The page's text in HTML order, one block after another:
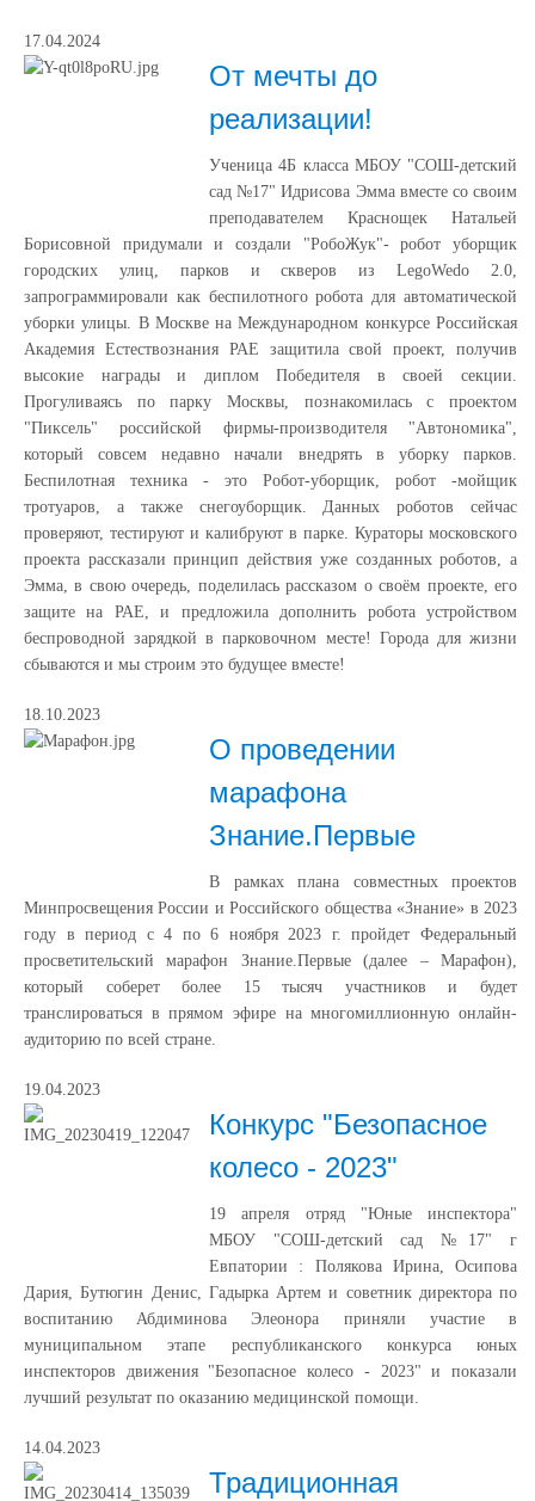
17.04.2024
От мечты до
реализации!
Ученица 4Б класса МБОУ "СОШ-детский
сад №17" Идрисова Эмма вместе со своим
преподавателем Краснощек Натальей
Борисовной придумали и создали "РобоЖук"- робот уборщик
городских улиц, парков и скверов из LegoWedo 2.0,
запрограммировали как беспилотного робота для автоматической
уборки улицы. В Москве на Международном конкурсе Российская
Академия Естествознания РАЕ защитила свой проект, получив
высокие награды и диплом Победителя в своей секции.
Прогуливаясь по парку Москвы, познакомилась с проектом
"Пиксель" российской фирмы-производителя "Автономика",
который совсем недавно начали внедрять в уборку парков.
Беспилотная техника - это Робот-уборщик, робот -мойщик
тротуаров, а также снегоуборщик. Данных роботов сейчас
проверяют, тестируют и калибруют в парке. Кураторы московского
проекта рассказали принцип действия уже созданных роботов, а
Эмма, в свою очередь, поделилась рассказом о своём проекте, его
защите на РАЕ, и предложила дополнить робота устройством
беспроводной зарядкой в парковочном месте! Города для жизни
сбываются и мы строим это будущее вместе!
18.10.2023
О проведении
марафона
Знание.Первые
В рамках плана совместных проектов
Минпросвещения России и Российского общества «Знание» в 2023
году в период с 4 по 6 ноября 2023 г. пройдет Федеральный
просветительский марафон Знание.Первые (далее – Марафон),
который соберет более 15 тысяч участников и будет
транслироваться в прямом эфире на многомиллионную онлайн-
аудиторию по всей стране.
19.04.2023
Конкурс "Безопасное
колесо - 2023"
19 апреля отряд "Юные инспектора"
МБОУ "СОШ-детский сад №17" г
Евпатории : Полякова Ирина, Осипова
Дария, Бутюгин Денис, Гадырка Артем и советник директора по
воспитанию Абдиминова Элеонора приняли участие в
муниципальном этапе республиканского конкурса юных
инспекторов движения "Безопасное колесо - 2023" и показали
лучший результат по оказанию медицинской помощи.
14.04.2023
Традиционная